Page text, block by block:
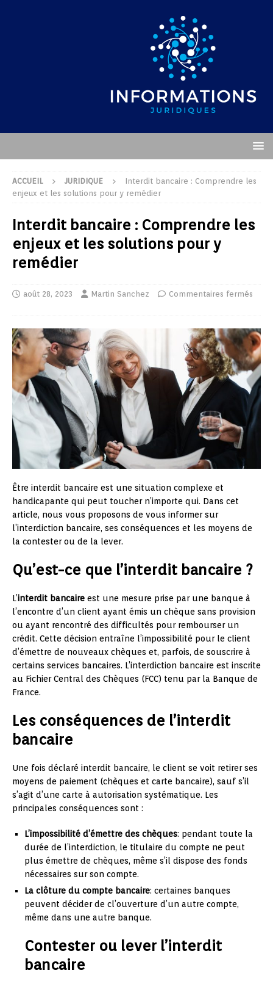
ACCUEIL JURIDIQUE
Interdit bancaire : Comprendre les
enjeux et les solutions pour y remédier
Interdit bancaire : Comprendre les
enjeux et les solutions pour y
remédier
août 28, 2023 Martin Sanchez Commentaires fermés
Être interdit bancaire est une situation complexe et
handicapante qui peut toucher n’importe qui. Dans cet
article, nous vous proposons de vous informer sur
l’interdiction bancaire, ses conséquences et les moyens de
la contester ou de la lever.
Qu’est-ce que l’interdit bancaire ?
L’interdit bancaire est une mesure prise par une banque à
l’encontre d’un client ayant émis un chèque sans provision
ou ayant rencontré des difficultés pour rembourser un
crédit. Cette décision entraîne l’impossibilité pour le client
d’émettre de nouveaux chèques et, parfois, de souscrire à
certains services bancaires. L’interdiction bancaire est inscrite
au Fichier Central des Chèques (FCC) tenu par la Banque de
France.
Les conséquences de l’interdit
bancaire
Une fois déclaré interdit bancaire, le client se voit retirer ses
moyens de paiement (chèques et carte bancaire), sauf s’il
s’agit d’une carte à autorisation systématique. Les
principales conséquences sont :
L’impossibilité d’émettre des chèques: pendant toute la
durée de l’interdiction, le titulaire du compte ne peut
plus émettre de chèques, même s’il dispose des fonds
nécessaires sur son compte.
La clôture du compte bancaire: certaines banques
peuvent décider de cl’ouverture d’un autre compte,
même dans une autre banque.
Contester ou lever l’interdit
bancaire